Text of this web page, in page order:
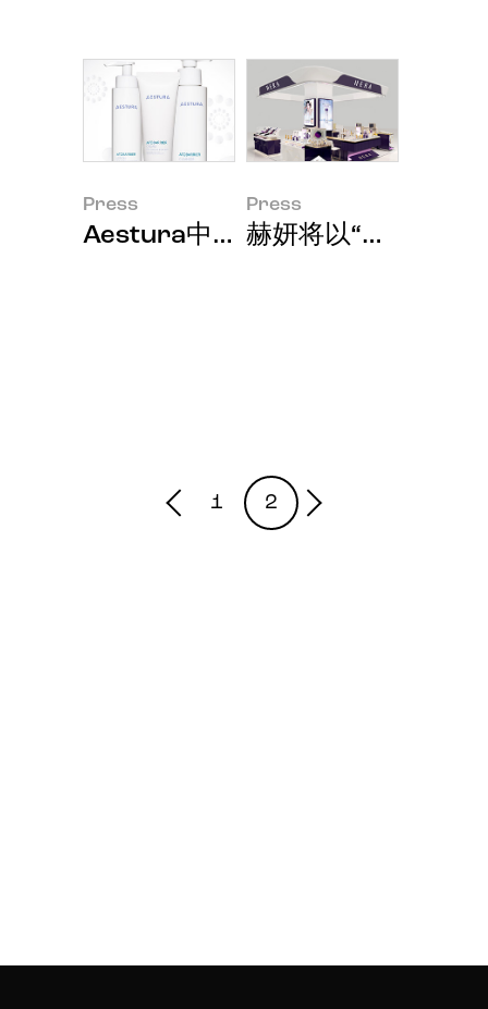
Press
Aestura中国三生制药集团旗下浙
Press
赫妍将以“差别化的
1 2